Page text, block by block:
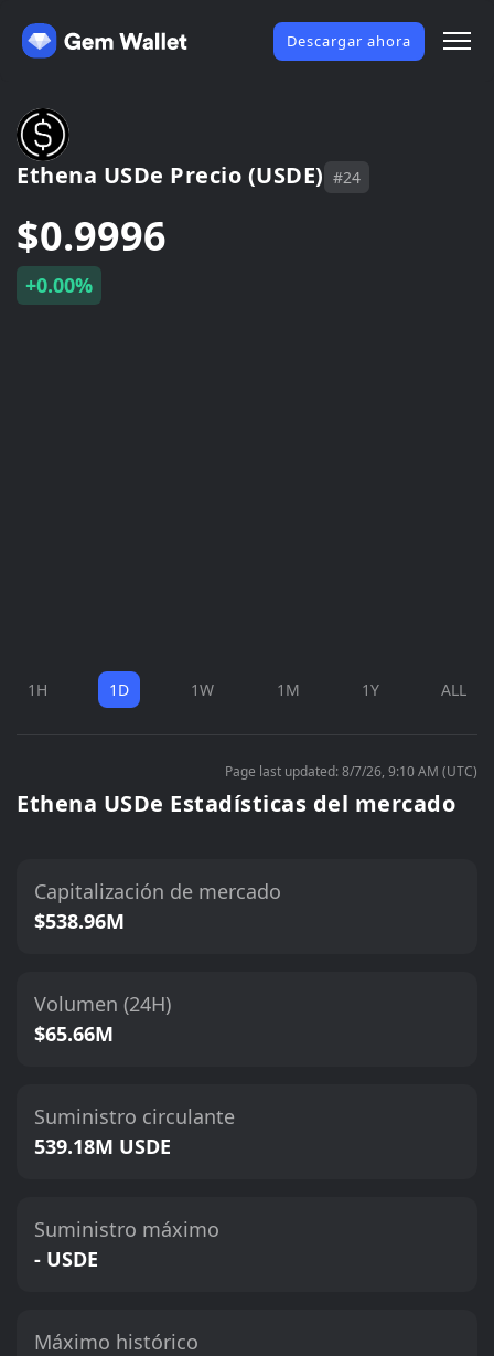
Descargar ahora
Ethena USDe Precio (USDE) #24
$0.9996
+0.00%
1H 1D 1W 1M 1Y ALL
Page last updated: 8/7/26, 9:10 AM (UTC)
Ethena USDe Estadísticas del mercado
Capitalización de mercado
$538.96M
Volumen (24H)
$65.66M
Suministro circulante
539.18M USDE
Suministro máximo
- USDE
Máximo histórico